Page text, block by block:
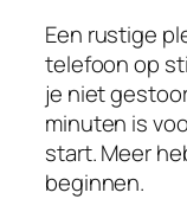
Een rustige
telefoon op
je niet
minuten is
start. Meer
beginnen.